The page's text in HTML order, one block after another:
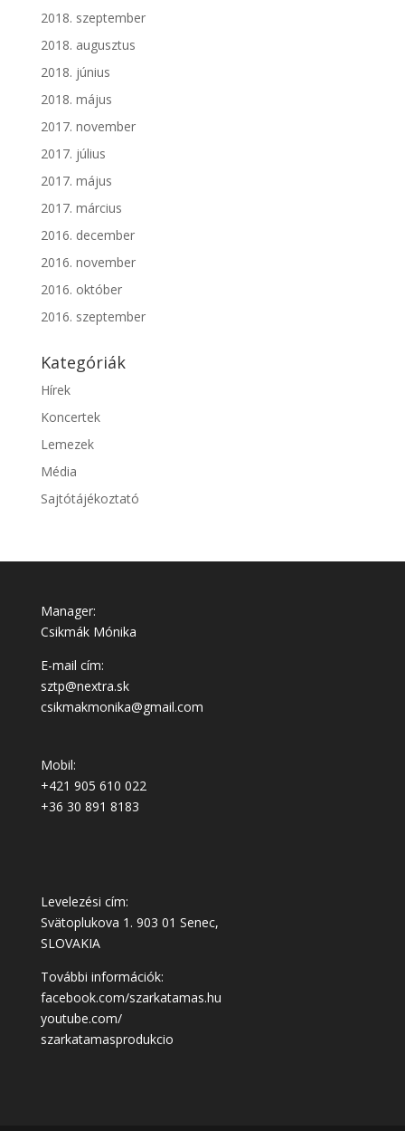
2018. szeptember
2018. augusztus
2018. június
2018. május
2017. november
2017. július
2017. május
2017. március
2016. december
2016. november
2016. október
2016. szeptember
Kategóriák
Hírek
Koncertek
Lemezek
Média
Sajtótájékoztató
Manager:
Csikmák Mónika
E-mail cím:
sztp@nextra.sk
csikmakmonika@gmail.com
Mobil:
+421 905 610 022
+36 30 891 8183
Levelezési cím:
Svätoplukova 1. 903 01 Senec,
SLOVAKIA
További információk:
facebook.com/szarkatamas.hu
youtube.com/
szarkatamasprodukcio